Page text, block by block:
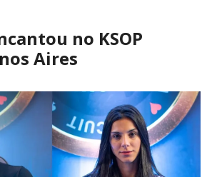
no KSOP
Aires